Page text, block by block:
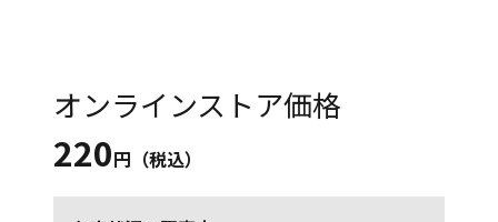
オンラインストア価格
220円（税込）